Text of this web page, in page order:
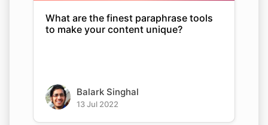
What are the finest paraphrase tools
to make your content unique?
Balark Singhal
13 Jul 2022